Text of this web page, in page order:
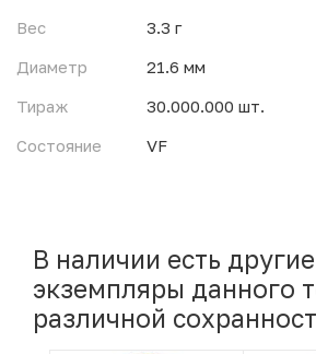
Вес
3.3 г
Диаметр
21.6 мм
Тираж
30.000.000 шт.
Состояние
VF
В наличии есть другие
экземпляры данного
различной